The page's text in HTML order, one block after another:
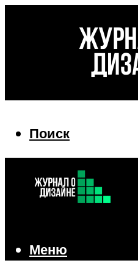
Поиск
Поиск
Меню